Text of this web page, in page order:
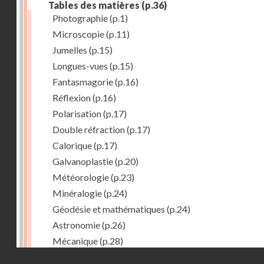
Tables des matières (p.36)
Photographie(p.1)
Microscopie(p.11)
Jumelles (p.15)
Longues-vues (p.15)
Fantasmagorie(p.16)
Réflexion(p.16)
Polarisation(p.17)
Double réfraction(p.17)
Calorique(p.17)
Galvanoplastie(p.20)
Météorologie(p.23)
Minéralogie(p.24)
Géodésie et mathématiques (p.24)
Astronomie(p.26)
Mécanique(p.28)